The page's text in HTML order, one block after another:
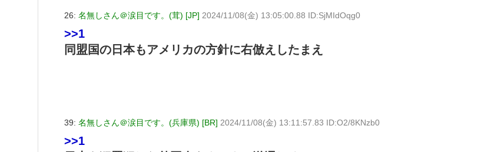
26: 名無しさん＠涙目です。(茸) [JP] 2024/11/08(金) 13:05:00.88 ID:SjMIdOqg0
>>1
同盟国の日本もアメリカの方針に右倣えしたまえ
39: 名無しさん＠涙目です。(兵庫県) [BR] 2024/11/08(金) 13:11:57.83 ID:O2/8KNzb0
>>1